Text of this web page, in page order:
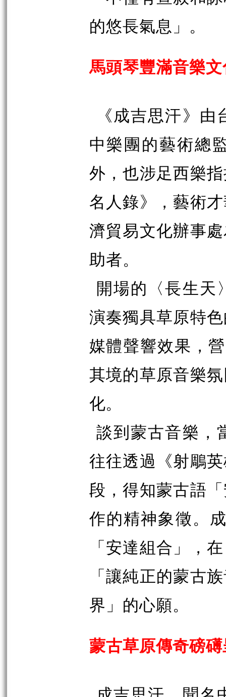
的悠長氣息」。
馬頭琴豐滿音樂
《成吉思汗》
中樂團的藝術總
外，也涉足西樂
名人錄》，藝術
濟貿易文化辦事
助者。
開場的〈長生天
演奏獨具草原特
媒體聲響效果，
其境的草原音樂
化。
談到蒙古音樂，
往往透過《射鵰
段，得知蒙古語
作的精神象徵。
「安達組合」，
「讓純正的蒙古
界」的心願。
蒙古草原傳奇磅